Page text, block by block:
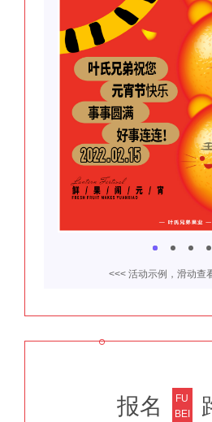
<<< 活动示例，滑动查
报名
FU
BEI